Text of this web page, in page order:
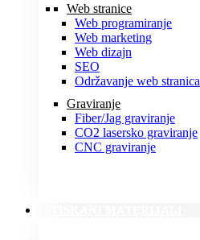
Web stranice
Web programiranje
Web marketing
Web dizajn
SEO
Održavanje web stranica
Graviranje
Fiber/Jag graviranje
CO2 lasersko graviranje
CNC graviranje